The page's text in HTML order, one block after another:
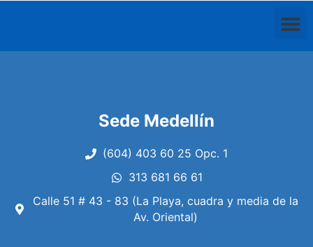
Sede Medellín
(604) 403 60 25 Opc. 1
313 681 66 61
Calle 51 # 43 - 83 (La Playa, cuadra y media de la
Av. Oriental)